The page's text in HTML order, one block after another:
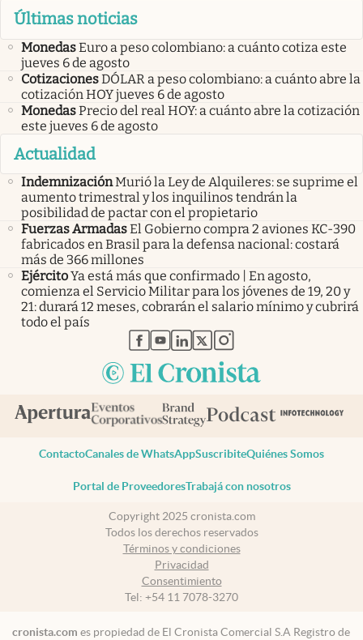
Últimas noticias
MonedasEuro a peso colombiano: a cuánto cotiza este
jueves 6 de agosto
CotizacionesDÓLAR a peso colombiano: a cuánto abre la
cotización HOY jueves 6 de agosto
MonedasPrecio del real HOY: a cuánto abre la cotización
este jueves 6 de agosto
Actualidad
IndemnizaciónMurió la Ley de Alquileres: se suprime el
aumento trimestral y los inquilinos tendrán la
posibilidad de pactar con el propietario
Fuerzas ArmadasEl Gobierno compra 2 aviones KC-390
fabricados en Brasil para la defensa nacional: costará
más de 366 millones
EjércitoYa está más que confirmado | En agosto,
comienza el Servicio Militar para los jóvenes de 19, 20 y
21: durará 12 meses, cobrarán el salario mínimo y cubrirá
todo el país
abre en nueva pestaña
abre en nueva pestaña
abre en nueva pestaña
abre en nueva pestaña
abre en nueva pestaña
ContactoCanales de WhatsAppSuscribiteQuiénes Somos
Portal de ProveedoresTrabajá con nosotros
Copyright 2025 cronista.com
Todos los derechos reservados
Términos y condiciones
Privacidad
Consentimiento
Tel: +54 11 7078-3270
cronista.com es propiedad de El Cronista Comercial S.A Registro de